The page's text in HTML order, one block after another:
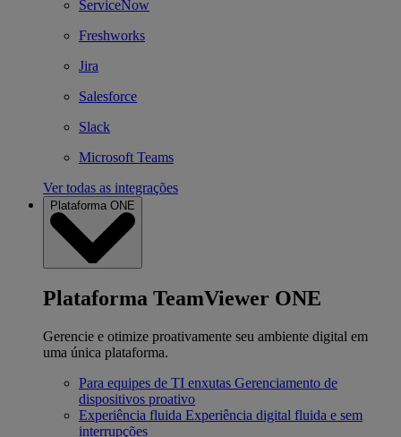
ServiceNow
Freshworks
Jira
Salesforce
Slack
Microsoft Teams
Ver todas as integrações
Plataforma ONE
Plataforma TeamViewer ONE
Gerencie e otimize proativamente seu ambiente digital em
uma única plataforma.
Para equipes de TI enxutas Gerenciamento de
dispositivos proativo
Experiência fluida Experiência digital fluida e sem
interrupções